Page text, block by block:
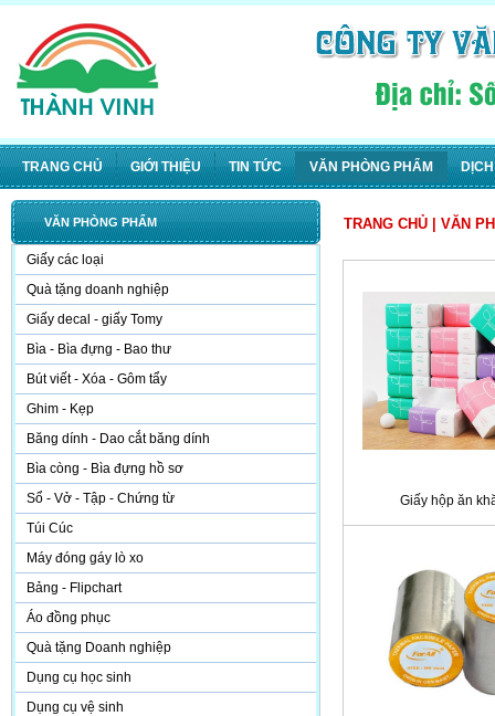
TRANG CHỦ GIỚI THIỆU TIN TỨC VĂN PHÒNG PHẨM
VĂN PHÒNG PHẨM
Giấy các loại
Quà tặng doanh nghiệp
Giấy decal - giấy Tomy
Bìa - Bìa đựng - Bao thư
Bút viết - Xóa - Gôm tẩy
Ghim - Kẹp
Băng dính - Dao cắt băng dính
Bìa còng - Bìa đựng hồ sơ
Sổ - Vở - Tập - Chứng từ
Túi Cúc
Máy đóng gáy lò xo
Bảng - Flipchart
Áo đồng phục
Quà tặng Doanh nghiệp
Dụng cụ học sinh
Dụng cụ vệ sinh
TRANG CHỦ VĂN
Giấy hộp ăn